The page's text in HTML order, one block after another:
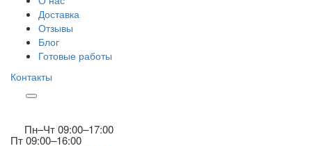
Доставка
Отзывы
Блог
Готовые работы
Контакты
Пн–Чт 09:00–17:00
Пт 09:00–16:00